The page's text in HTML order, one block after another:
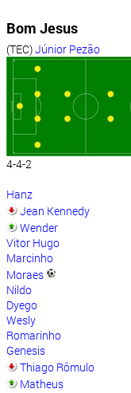
Bom Jesus
(TEC)Júnior Pezão
4-4-2
Hanz
Jean Kennedy
Wender
Vitor Hugo
Marcinho
Moraes
Nildo
Dyego
Wesly
Romarinho
Genesis
Thiago Rômulo
Matheus